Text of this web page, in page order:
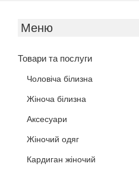
Товари та послуги
Чоловіча білизна
Жіноча білизна
Аксесуари
Жіночий одяг
Кардиган жіночий